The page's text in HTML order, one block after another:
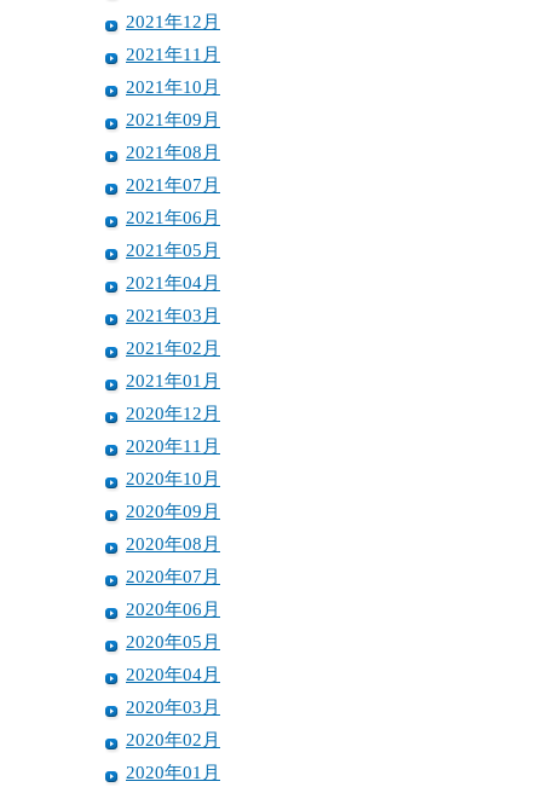
2021年12月
2021年11月
2021年10月
2021年09月
2021年08月
2021年07月
2021年06月
2021年05月
2021年04月
2021年03月
2021年02月
2021年01月
2020年12月
2020年11月
2020年10月
2020年09月
2020年08月
2020年07月
2020年06月
2020年05月
2020年04月
2020年03月
2020年02月
2020年01月